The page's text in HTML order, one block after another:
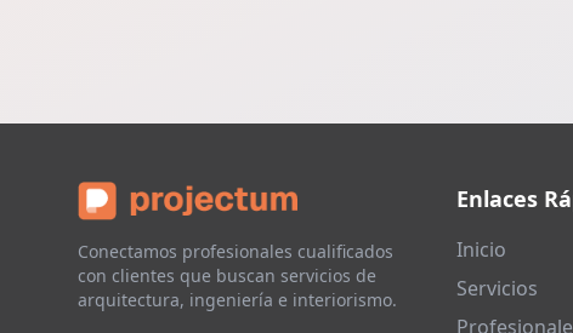
Conectamos profesionales cualificados
con clientes que buscan servicios de
arquitectura, ingeniería e interiorismo.
Enlaces
Inicio
Servicios